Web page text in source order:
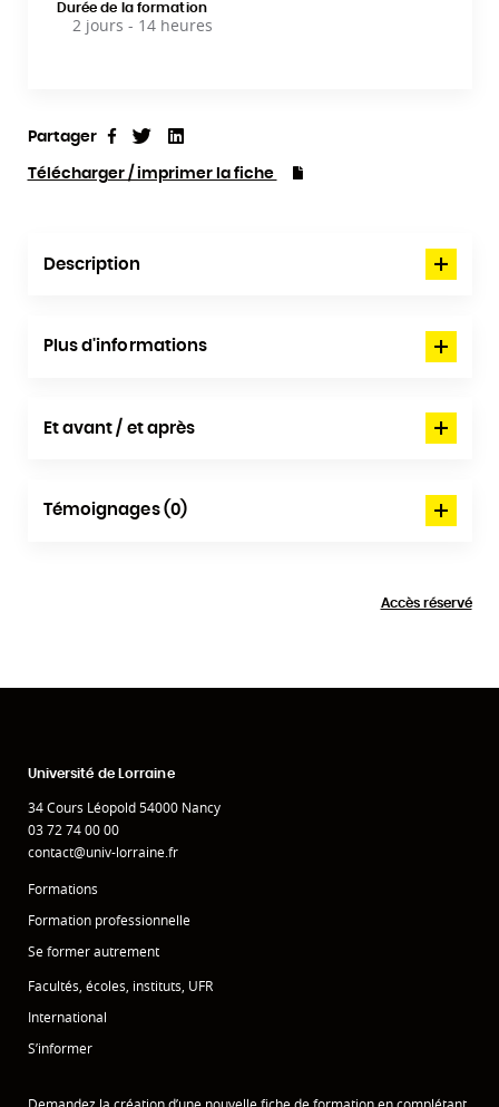
Durée de la formation
2 jours - 14 heures
Partager PartagerTweet
Télécharger / imprimer la fiche
Description
Plus d'informations
Et avant / et après
Témoignages (0)
Accès réservé
Université de Lorraine
34 Cours Léopold 54000 Nancy
03 72 74 00 00
contact@univ-lorraine.fr
Formations
Formation professionnelle
Se former autrement
Facultés, écoles, instituts, UFR
International
S’informer